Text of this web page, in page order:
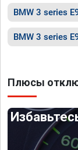
BMW 3 series
BMW 3 series
Плюсы